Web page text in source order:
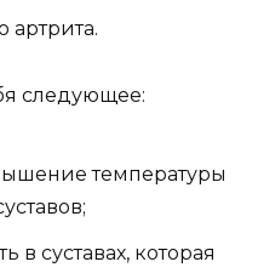
артрита.
следующее:
температуры
в суставах, которая